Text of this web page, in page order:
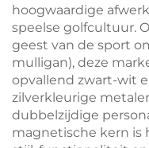
hoogwaardige
speelse golfcultuur.
geest van de sport
mulligan), deze
opvallend zwart-wit
zilverkleurige
dubbelzijdige
magnetische kern is